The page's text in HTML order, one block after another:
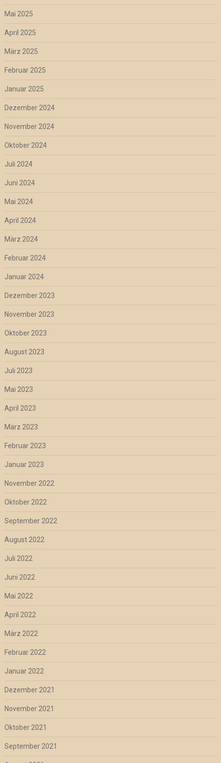
Mai 2025
April 2025
März 2025
Februar 2025
Januar 2025
Dezember 2024
November 2024
Oktober 2024
Juli 2024
Juni 2024
Mai 2024
April 2024
März 2024
Februar 2024
Januar 2024
Dezember 2023
November 2023
Oktober 2023
August 2023
Juli 2023
Mai 2023
April 2023
März 2023
Februar 2023
Januar 2023
November 2022
Oktober 2022
September 2022
August 2022
Juli 2022
Juni 2022
Mai 2022
April 2022
März 2022
Februar 2022
Januar 2022
Dezember 2021
November 2021
Oktober 2021
September 2021